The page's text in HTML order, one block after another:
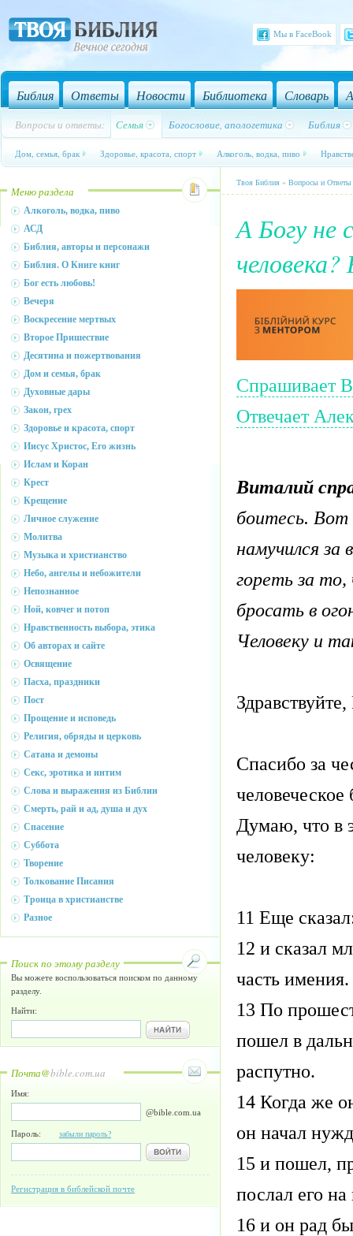
Мы в FaceBook
Библия Ответы Новости Библиотека Словарь
Вопросы и ответы: Семья Богословие, апологетика Библия
Дом, семья, брак Здоровье, красота, спорт Алкоголь, водка, пиво
Меню раздела
Алкоголь, водка, пиво
АСД
Библия, авторы и персонажи
Библия. О Книге книг
Бог есть любовь!
Вечеря
Воскресение мертвых
Второе Пришествие
Десятина и пожертвования
Дом и семья, брак
Духовные дары
Закон, грех
Здоровье и красота, спорт
Иисус Христос, Его жизнь
Ислам и Коран
Крест
Крещение
Личное служение
Молитва
Музыка и христианство
Небо, ангелы и небожители
Непознанное
Ной, ковчег и потоп
Нравственность выбора, этика
Об авторах и сайте
Освящение
Пасха, праздники
Пост
Прощение и исповедь
Религия, обряды и церковь
Сатана и демоны
Секс, эротика и интим
Слова и выражения из Библии
Смерть, рай и ад, душа и дух
Спасение
Суббота
Творение
Толкование Писания
Троица в христианстве
Разное
Поиск по этому разделу
Вы можете воспользоваться поиском по данному
разделу.
Найти:
Почта@bible.com.ua
Имя:
@bible.com.ua
Пароль: забыли пароль?
Регистрация в библейской почте
Твоя Библия » Вопросы и Ответы
А Богу не
Спрашивает
Отвечает
Виталий
боитесь. Вот
намучился
гореть за
бросать в
Человеку и
Спасибо за
Думаю, что в
человеку:
11 Еще
12 и сказал
часть
13 По
пошел в
распутно.
14 Когда же
он начал
15 и пошел,
послал его
16 и он рад